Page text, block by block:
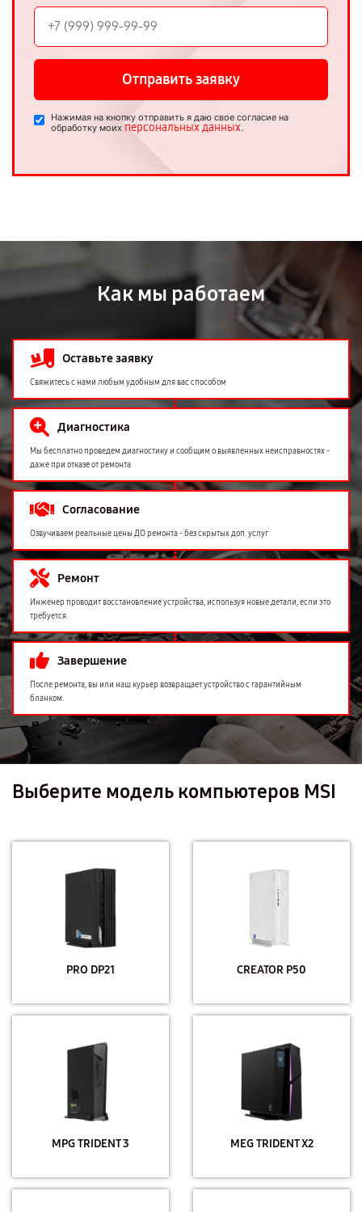
Отправить заявку
Нажимая на кнопку отправить я даю свое согласие на
обработку моих персональных данных.
Как мы работаем
Оставьте заявку
Свяжитесь с нами любым удобным для вас способом
Диагностика
Мы бесплатно проведем диагностику и сообщим о выявленных неисправностях -
даже при отказе от ремонта
Согласование
Озвучиваем реальные цены ДО ремонта - без скрытых доп. услуг
Ремонт
Инженер проводит восстановление устройства, используя новые детали, если это
требуется.
Завершение
После ремонта, вы или наш курьер возвращает устройство с гарантийным
бланком.
Выберите модель компьютеров MSI
PRO DP21 CREATOR P50
MPG TRIDENT 3 MEG TRIDENT X2